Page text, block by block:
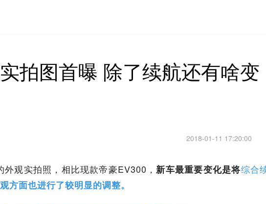
拍图首曝 除了续航还有啥变
2018-01-11 17:20:00
观实拍照，相比现款帝豪EV300， 新车最重要变化是将综合
方面也进行了较明显的调整。